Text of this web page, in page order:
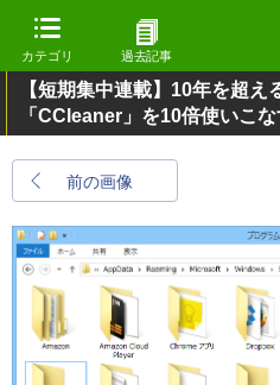
カテゴリ 過去記事
【短期集中連載】10年を超え
「CCleaner」を10倍使いこな
前の画像